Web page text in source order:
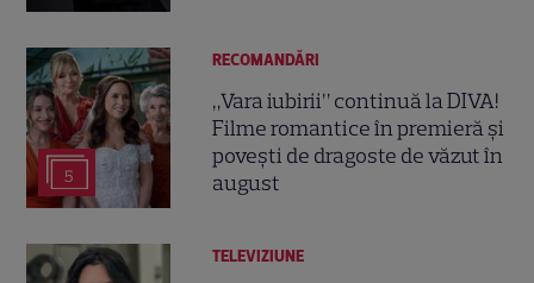
5
RECOMANDĂRI
„Vara iubirii” continuă la DIVA!
Filme romantice în premieră și
povești de dragoste de văzut în
august
TELEVIZIUNE